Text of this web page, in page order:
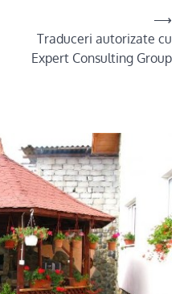
Traduceri autorizate cu
Expert Consulting Group
⟶